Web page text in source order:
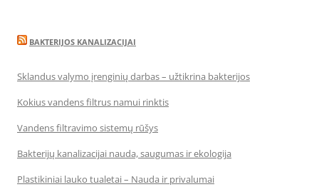
BAKTERIJOS KANALIZACIJAI
Sklandus valymo įrenginių darbas – užtikrina bakterijos
Kokius vandens filtrus namui rinktis
Vandens filtravimo sistemų rūšys
Bakterijų kanalizacijai nauda, saugumas ir ekologija
Plastikiniai lauko tualetai – Nauda ir privalumai